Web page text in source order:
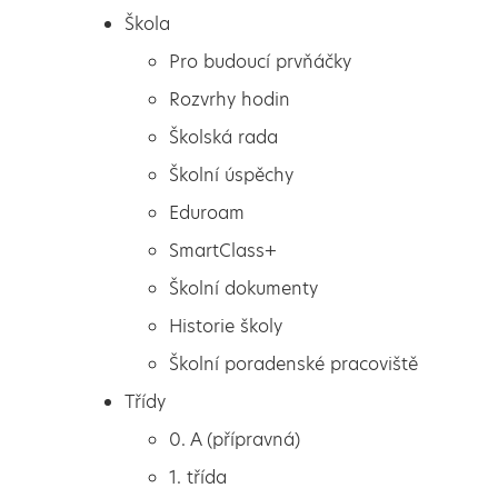
Pro budoucí prvňáčky
Rozvrhy hodin
Školská rada
Škola
Pro budoucí prvňáčky
Rozvrhy hodin
Školská rada
Školní úspěchy
Eduroam
SmartClass+
Školní dokumenty
Historie školy
Školní poradenské pracoviště
Třídy
0. A (přípravná)
1. třída
VOLBA STŘEDNÍ ŠKOLY